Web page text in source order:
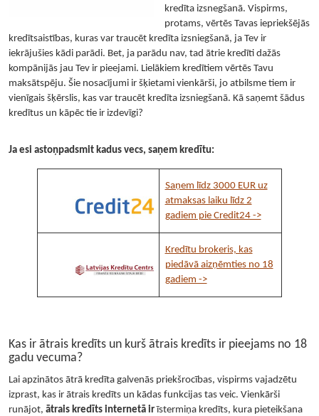
kredīta izsnegšanā. Vispirms,
protams, vērtēs Tavas iepriekšējās
kredītsaistības, kuras var traucēt kredīta izsniegšanā, ja Tev ir
iekrājušies kādi parādi. Bet, ja parādu nav, tad ātrie kredīti dažās
kompānijās jau Tev ir pieejami. Lielākiem kredītiem vērtēs Tavu
maksātspēju. Šie nosacījumi ir šķietami vienkārši, jo atbilsme tiem ir
vienīgais šķērslis, kas var traucēt kredīta izsniegšanā. Kā saņemt šādus
kredītus un kāpēc tie ir izdevīgi?
Ja esi astoņpadsmit kadus vecs, saņem kredītu:
Saņem līdz 3000 EUR uz
atmaksas laiku līdz 2
gadiem pie Credit24 ->
Kredītu brokeris, kas
piedāvā aizņēmties no 18
gadiem ->
Kas ir ātrais kredīts un kurš ātrais kredīts ir pieejams no 18
gadu vecuma?
Lai apzinātos ātrā kredīta galvenās priekšrocības, vispirms vajadzētu
izprast, kas ir ātrais kredīts un kādas funkcijas tas veic. Vienkārši
runājot, ātrais kredīts internetā irīstermiņa kredīts, kura pieteikšana